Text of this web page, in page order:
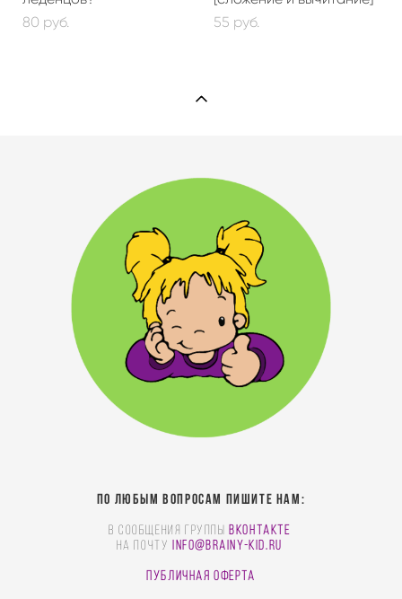
80 pуб.
55 pуб.
По любым вопросам пишите нам:
В сообщения группы Вконтакте
На почту
info@brainy-kid.ru
Публичная оферта